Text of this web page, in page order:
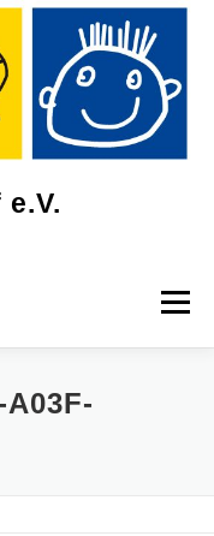
Menü
AKTUELLES
A03F-